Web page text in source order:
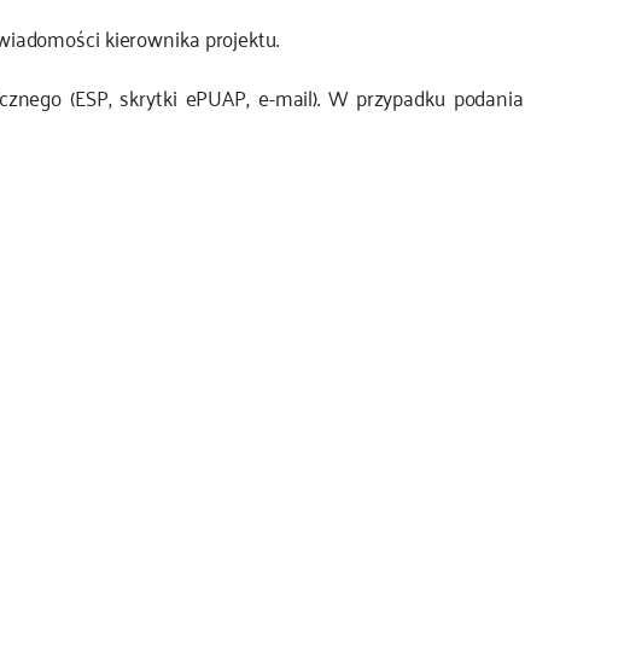
kierownika projektu.
(ESP, skrytki ePUAP, e-mail). W przypadku podania